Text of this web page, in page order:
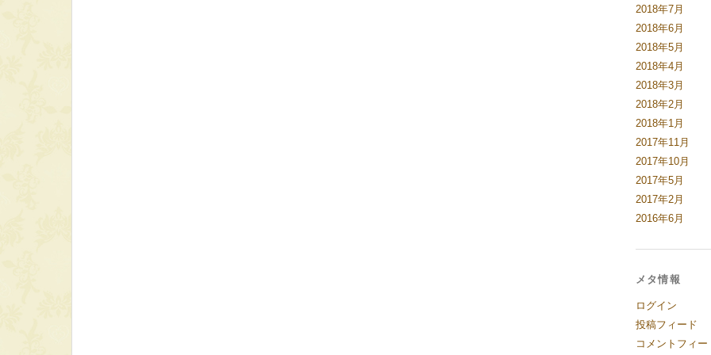
2018年7月
2018年6月
2018年5月
2018年4月
2018年3月
2018年2月
2018年1月
2017年11月
2017年10月
2017年5月
2017年2月
2016年6月
メタ情報
ログイン
投稿フィード
コメントフィー